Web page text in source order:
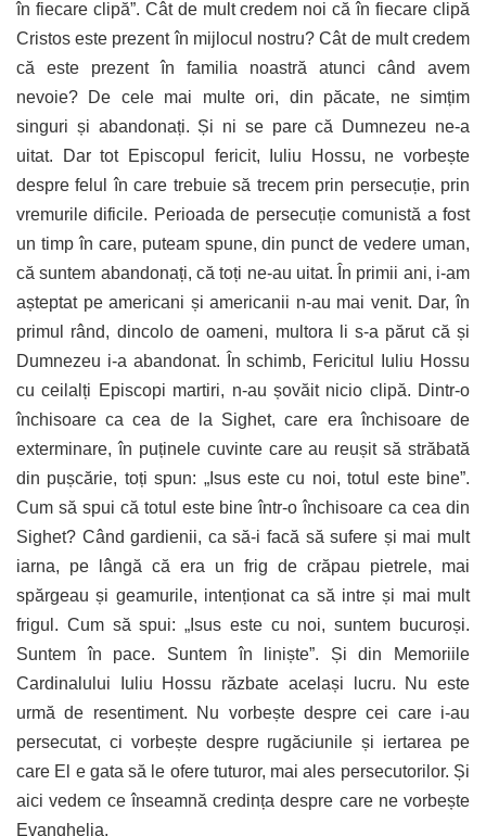
în fiecare clipă”. Cât de mult credem noi că în fiecare clipă
Cristos este prezent în mijlocul nostru? Cât de mult credem
că este prezent în familia noastră atunci când avem
nevoie? De cele mai multe ori, din păcate, ne simțim
singuri și abandonați. Și ni se pare că Dumnezeu ne-a
uitat. Dar tot Episcopul fericit, Iuliu Hossu, ne vorbește
despre felul în care trebuie să trecem prin persecuție, prin
vremurile dificile. Perioada de persecuție comunistă a fost
un timp în care, puteam spune, din punct de vedere uman,
că suntem abandonați, că toți ne-au uitat. În primii ani, i-am
așteptat pe americani și americanii n-au mai venit. Dar, în
primul rând, dincolo de oameni, multora li s-a părut că și
Dumnezeu i-a abandonat. În schimb, Fericitul Iuliu Hossu
cu ceilalți Episcopi martiri, n-au șovăit nicio clipă. Dintr-o
închisoare ca cea de la Sighet, care era închisoare de
exterminare, în puținele cuvinte care au reușit să străbată
din pușcărie, toți spun: „Isus este cu noi, totul este bine”.
Cum să spui că totul este bine într-o închisoare ca cea din
Sighet? Când gardienii, ca să-i facă să sufere și mai mult
iarna, pe lângă că era un frig de crăpau pietrele, mai
spărgeau și geamurile, intenționat ca să intre și mai mult
frigul. Cum să spui: „Isus este cu noi, suntem bucuroși.
Suntem în pace. Suntem în liniște”. Și din Memoriile
Cardinalului Iuliu Hossu răzbate același lucru. Nu este
urmă de resentiment. Nu vorbește despre cei care i-au
persecutat, ci vorbește despre rugăciunile și iertarea pe
care El e gata să le ofere tuturor, mai ales persecutorilor. Și
aici vedem ce înseamnă credința despre care ne vorbește
Evanghelia.